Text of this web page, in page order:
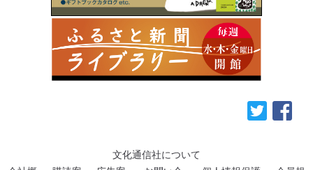
文化通信社について